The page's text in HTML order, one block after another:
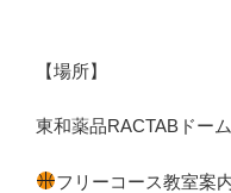
【場所】
東和薬品RACTABドー
フリーコース教室案